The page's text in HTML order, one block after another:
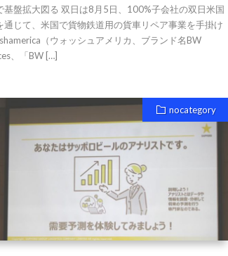
基盤拡大図る 双日は8月5日、100%子会社の双日米国
通じて、米国で貨物鉄道用の貨車リペア事業を手掛け
（ウォッシュアメリカ、ブランド名BW
、「BW […]
nocategory